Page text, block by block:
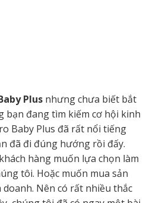
Plus nhưng chưa biết bắt
bạn đang tìm kiếm cơ hội kinh
Baby Plus đã rất nổi tiếng
đã đi đúng hướng rồi đấy.
hàng muốn lựa chọn làm
tôi. Hoặc muốn mua sản
Nên có rất nhiều thắc